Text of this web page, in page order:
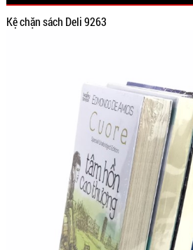
Kệ chặn sách Deli 9263